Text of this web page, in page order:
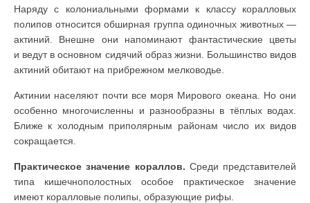
Наряду с колониальными формами к классу коралловых
полипов относится обширная группа одиночных животных —
актиний. Внешне они напоминают фантастические цветы
и ведут в основном сидячий образ жизни. Большинство видов
актиний обитают на прибрежном мелководье.
Актинии населяют почти все моря Мирового океана. Но они
особенно многочисленны и разнообразны в тёплых водах.
Ближе к холодным приполярным районам число их видов
сокращается.
Практическое значение кораллов. Среди представителей
типа кишечнополостных особое практическое значение
имеют коралловые полипы, образующие рифы.